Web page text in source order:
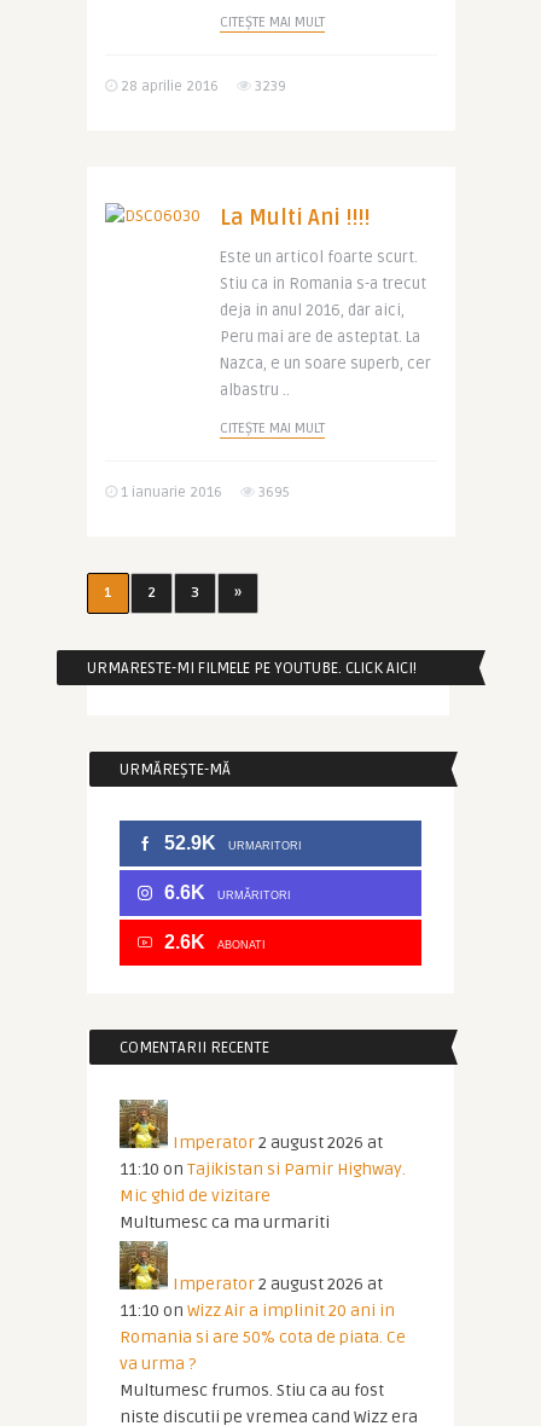
CITEȘTE MAI MULT
28 aprilie 2016 3239
La Multi Ani !!!!
Este un articol foarte scurt.
Stiu ca in Romania s-a trecut
deja in anul 2016, dar aici,
Peru mai are de asteptat. La
Nazca, e un soare superb, cer
albastru ..
CITEȘTE MAI MULT
1 ianuarie 2016 3695
1 2 3 »
URMARESTE-MI FILMELE PE YOUTUBE. CLICK AICI!
URMĂREȘTE-MĂ
52.9K URMARITORI
6.6K URMĂRITORI
2.6K ABONATI
COMENTARII RECENTE
Imperator2 august 2026 at
11:10 on Tajikistan si Pamir Highway.
Mic ghid de vizitare
Multumesc ca ma urmariti
Imperator2 august 2026 at
11:10 on Wizz Air a implinit 20 ani in
Romania si are 50% cota de piata. Ce
va urma ?
Multumesc frumos. Stiu ca au fost
niste discutii pe vremea cand Wizz era